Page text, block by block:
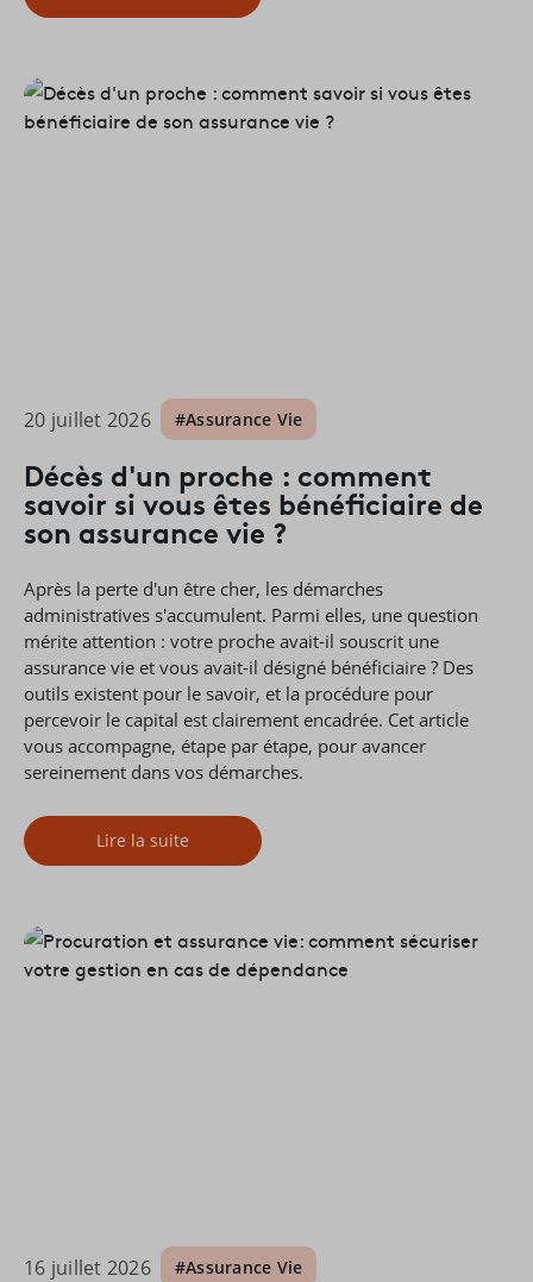
20 juillet 2026 #Assurance Vie
Décès d'un proche : comment
savoir si vous êtes bénéficiaire de
son assurance vie ?
Après la perte d'un être cher, les démarches
administratives s'accumulent. Parmi elles, une question
mérite attention : votre proche avait-il souscrit une
assurance vie et vous avait-il désigné bénéficiaire ? Des
outils existent pour le savoir, et la procédure pour
percevoir le capital est clairement encadrée. Cet article
vous accompagne, étape par étape, pour avancer
sereinement dans vos démarches.
Lire la suite
16 juillet 2026 #Assurance Vie